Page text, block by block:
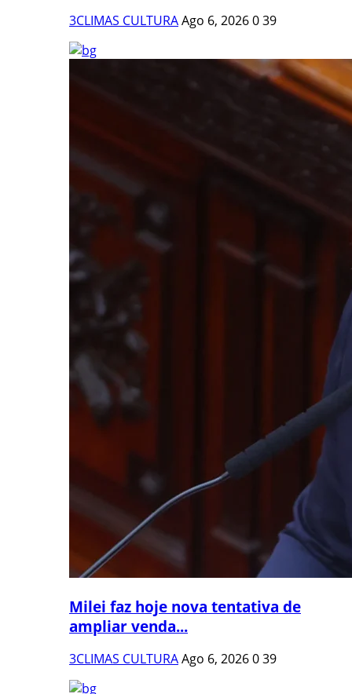
3CLIMAS CULTURAAgo 6, 2026039
Milei faz hoje nova tentativa de
ampliar venda...
3CLIMAS CULTURAAgo 6, 2026039